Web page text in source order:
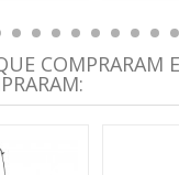
COMPRARAM